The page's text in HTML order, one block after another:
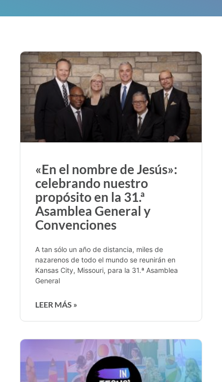
«En el nombre de Jesús»:
celebrando nuestro
propósito en la 31.ª
Asamblea General y
Convenciones
A tan sólo un año de distancia, miles de
nazarenos de todo el mundo se reunirán en
Kansas City, Missouri, para la 31.ª Asamblea
General
LEER MÁS »